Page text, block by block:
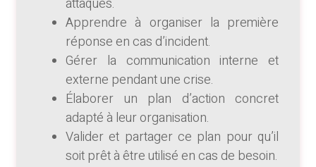
attaques.
Apprendre à organiser la première
réponse en cas d’incident.
Gérer la communication interne et
externe pendant une crise.
Élaborer un plan d’action concret
adapté à leur organisation.
Valider et partager ce plan pour qu’il
soit prêt à être utilisé en cas de besoin.